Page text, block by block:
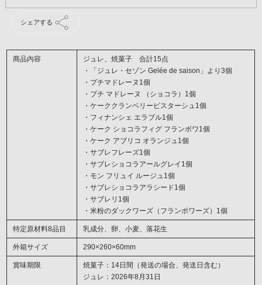
シェアする
商品内容
ジュレ、焼菓子 合計15点
・「ジュレ・セゾン Gelée de saison」より3個
・プチマドレーヌ1個
・プチ マドレーヌ （ショコラ）1個
・ケーククランベリーピスターシュ1個
・フィナンシェ エラブル1個
・ケーク ショコラフィグ フランボワ1個
・ケーク アブリコ オランジュ1個
・サブレフレーズ1個
・サブレショコラアールグレイ1個
・モン フリュイ ルージュ1個
・サブレショコラアラシード1個
・サブレリ1個
・米粉のダックワーズ（フランボワーズ）1個
特定原材料8品目 乳成分、卵、小麦、落花生
外箱サイズ 290×260×60mm
賞味期限
焼菓子：14日間（発送の場合、発送日含む）
ジュレ：2026年8月31日